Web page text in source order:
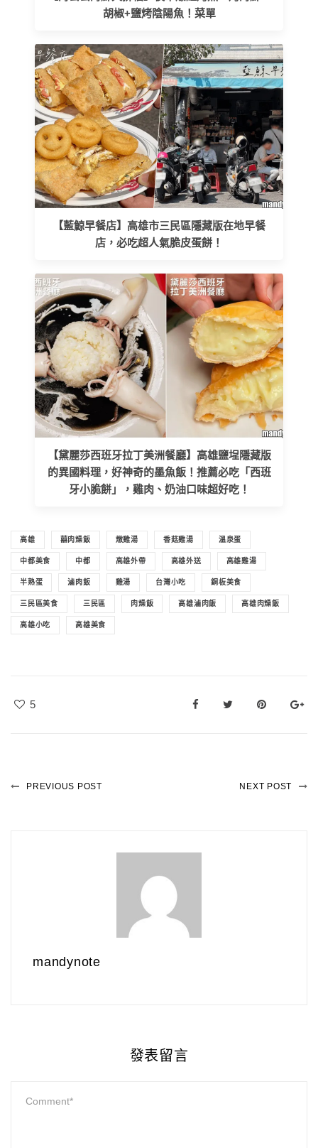
胡椒+鹽烤陰陽魚！菜單
【藍鯨早餐店】高雄市三民區隱藏版在地早餐
店，必吃超人氣脆皮蛋餅！
【黛麗莎西班牙拉丁美洲餐廳】高雄鹽埕隱藏版
的異國料理，好神奇的墨魚飯！推薦必吃「西班
牙小脆餅」，雞肉、奶油口味超好吃！
高雄 囍肉燥飯 燉雞湯 香菇雞湯 溫泉蛋
中都美食 中都 高雄外帶 高雄外送 高雄雞湯
半熟蛋 滷肉飯 雞湯 台灣小吃 銅板美食
三民區美食 三民區 肉燥飯 高雄滷肉飯 高雄肉燥飯
高雄小吃 高雄美食
5
PREVIOUS POST NEXT POST
mandynote
發表留言